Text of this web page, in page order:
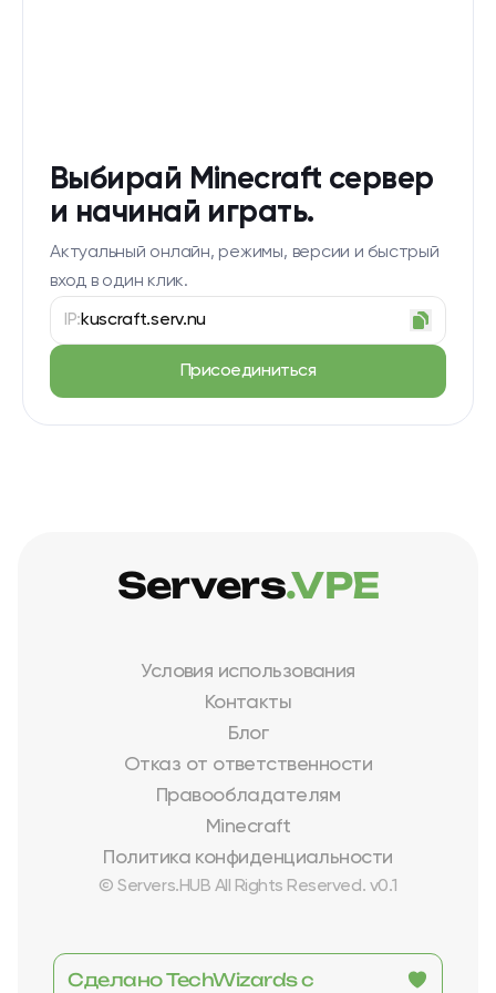
Выбирай Minecraft сервер
и начинай играть.
Актуальный онлайн, режимы, версии и быстрый
вход в один клик.
IP:kuscraft.serv.nu
Присоединиться
Условия использования
Контакты
Блог
Отказ от ответственности
Правообладателям
Minecraft
Политика конфиденциальности
© Servers.HUB All Rights Reserved. v0.1
Servers.VPE
Сделано TechWizards с